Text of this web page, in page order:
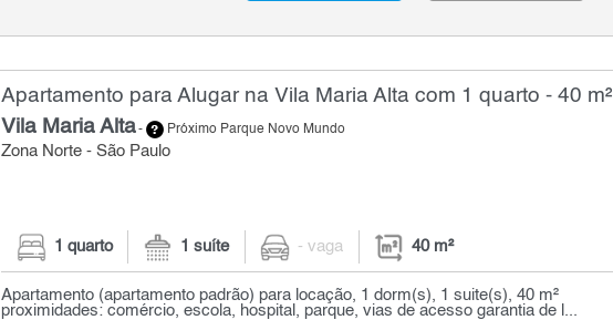
Apartamento para Alugar na Vila Maria Alta com 1 quarto - 40 m²
Vila Maria Alta- Próximo Parque Novo Mundo
Zona Norte - São Paulo
1 quarto 1 suíte - vaga 40 m²
Apartamento (apartamento padrão) para locação, 1 dorm(s), 1 suite(s), 40 m²
proximidades: comércio, escola, hospital, parque, vias de acesso garantia de l...